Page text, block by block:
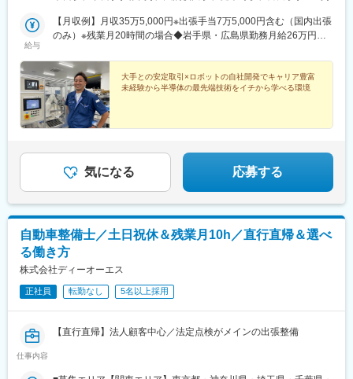
す。【出張について】配属先により、出張が発生する場合があり
ます。※勤務地近隣のみで勤務できる配属先や、出張のない働き方
えない場合があります。受動喫煙対策：オフィス内禁煙
給与
【月収例】月収35万5,000円※出張手当7万5,000円含む（国内出張
のみ）※残業月20時間の場合◆岩手県・広島県勤務月給26万円～
円＋各種手当＋賞与年2回◆山梨県勤務月給25万円～28万5,000円
＋各種手当＋賞与年2回◆愛知県勤務月給23万円～26万5,000円＋
各種手当＋賞与年2回◆三重県勤務月給26万円～31万円＋各種手
当＋賞与年2回◆京都府勤務月給26万円～30万円＋各種手当＋賞
与年2回◆山口県・熊本県勤務月給20万円～＋各種手当＋賞与年2
大手との安定取引×ロボットの自社開発でキャリア豊富
未経験から半導体の最先端技術をイチから学べる環境
気になる 応募する
自動車整備士／土日祝休＆残業月10h／直行直帰＆選べ
る働き方
株式会社ディーオーエス
正社員 転勤なし 5名以上採用
仕事内容
【直行直帰】法人顧客中心／法定点検がメインの出張整備